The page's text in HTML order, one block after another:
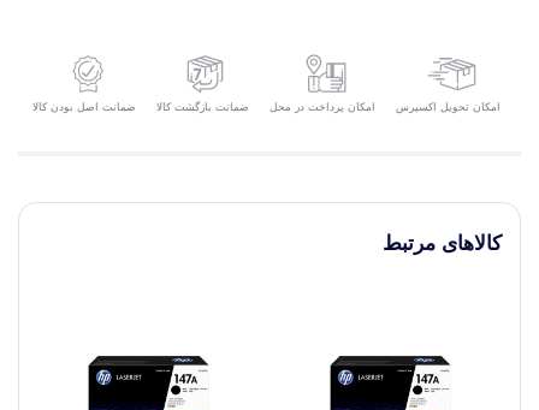
امکان تحویل اکسپرس امکان پرداخت در محل ضمانت بازگشت کالا ضمانت اصل بودن کالا
کالاهای مرتبط